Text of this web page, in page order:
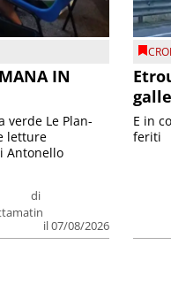
IN
di
il 07/08/2026
verde Le Plan-
letture
Antonello
E in
feriti